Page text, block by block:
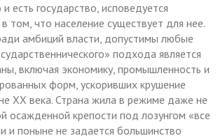
есть государство, исповедуется
том, что население существует для нее.
амбиций власти, допустимы любые
подхода является
включая экономику, промышленность и
форм, ускоривших крушение
ХХ века. Страна жила в режиме даже не
осажденной крепости под лозунгом «все
поныне не задается большинство